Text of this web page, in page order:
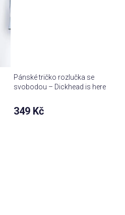
Pánské tričko rozlučka se
svobodou – Dickhead is here
349 Kč